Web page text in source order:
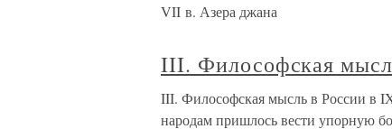
VII в. Азера джана
III. Философская
III. Философская мысль в России в
народам пришлось вести упорную